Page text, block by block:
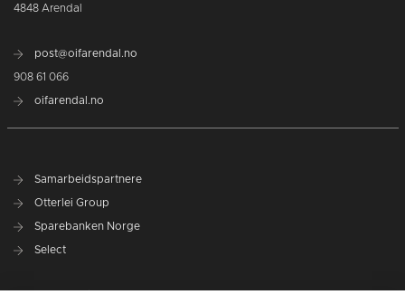
4848 Arendal
post@oifarendal.no
908 61 066
oifarendal.no
Samarbeidspartnere
Otterlei Group
Sparebanken Norge
Select